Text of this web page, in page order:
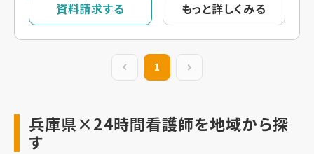
資料請求する もっと詳しくみる
前の20件
1
兵庫県×24時間看護師を地域から探
す